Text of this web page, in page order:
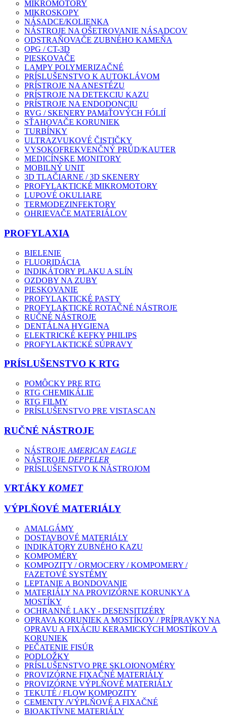
MIKROMOTORY
MIKROSKOPY
NÁSADCE/KOLIENKA
NÁSTROJE NA OŠETROVANIE NÁSADCOV
ODSTRAŇOVAČE ZUBNÉHO KAMEŇA
OPG / CT-3D
PIESKOVAČE
LAMPY POLYMERIZAČNÉ
PRÍSLUŠENSTVO K AUTOKLÁVOM
PRÍSTROJE NA ANESTÉZU
PRÍSTROJE NA DETEKCIU KAZU
PRÍSTROJE NA ENDODONCIU
RVG / SKENERY PAMäŤOVÝCH FÓLIÍ
SŤAHOVAČE KORUNIEK
TURBÍNKY
ULTRAZVUKOVÉ ČISTIČKY
VYSOKOFREKVENČNÝ PRÚD/KAUTER
MEDICÍNSKE MONITORY
MOBILNÝ UNIT
3D TLAČIARNE / 3D SKENERY
PROFYLAKTICKÉ MIKROMOTORY
LUPOVÉ OKULIARE
TERMODEZINFEKTORY
OHRIEVAČE MATERIÁLOV
PROFYLAXIA
BIELENIE
FLUORIDÁCIA
INDIKÁTORY PLAKU A SLÍN
OZDOBY NA ZUBY
PIESKOVANIE
PROFYLAKTICKÉ PASTY
PROFYLAKTICKÉ ROTAČNÉ NÁSTROJE
RUČNÉ NÁSTROJE
DENTÁLNA HYGIENA
ELEKTRICKÉ KEFKY PHILIPS
PROFYLAKTICKÉ SÚPRAVY
PRÍSLUŠENSTVO K RTG
POMÔCKY PRE RTG
RTG CHEMIKÁLIE
RTG FILMY
PRÍSLUŠENSTVO PRE VISTASCAN
RUČNÉ NÁSTROJE
NÁSTROJE AMERICAN EAGLE
NÁSTROJE DEPPELER
PRÍSLUŠENSTVO K NÁSTROJOM
VRTÁKYKOMET
VÝPLŇOVÉ MATERIÁLY
AMALGÁMY
DOSTAVBOVÉ MATERIÁLY
INDIKÁTORY ZUBNÉHO KAZU
KOMPOMÉRY
KOMPOZITY / ORMOCERY / KOMPOMERY /
FAZETOVÉ SYSTÉMY
LEPTANIE A BONDOVANIE
MATERIÁLY NA PROVIZÓRNE KORUNKY A
MOSTÍKY
OCHRANNÉ LAKY - DESENSITIZÉRY
OPRAVA KORUNIEK A MOSTÍKOV / PRÍPRAVKY NA
OPRAVU A FIXÁCIU KERAMICKÝCH MOSTÍKOV A
KORUNIEK
PEČATENIE FISÚR
PODLOŽKY
PRÍSLUŠENSTVO PRE SKLOIONOMÉRY
PROVIZÓRNE FIXAČNÉ MATERIÁLY
PROVIZÓRNE VÝPLŇOVÉ MATERIÁLY
TEKUTÉ / FLOW KOMPOZITY
CEMENTY /VÝPLŇOVÉ A FIXAČNÉ
BIOAKTÍVNE MATERIÁLY